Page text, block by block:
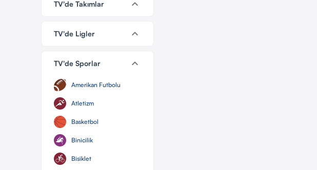
TV'de Takımlar keyboard_arrow_down
TV'de Ligler keyboard_arrow_down
TV'de Sporlar keyboard_arrow_down
Amerikan Futbolu
Atletizm
Basketbol
Binicilik
Bisiklet